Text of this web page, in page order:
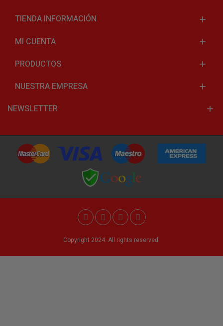
TIENDA INFORMACIÓN
MI CUENTA
PRODUCTOS
NUESTRA EMPRESA
NEWSLETTER
Copyright 2024. All rights reserved.